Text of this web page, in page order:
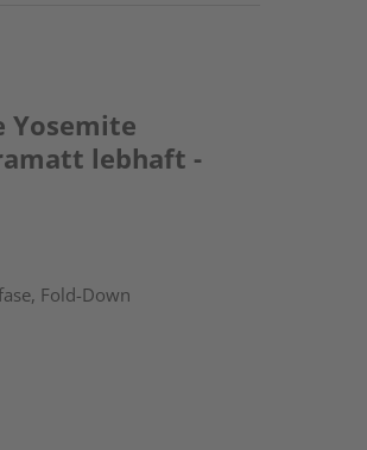
Yosemite
lebhaft -
Fold-Down